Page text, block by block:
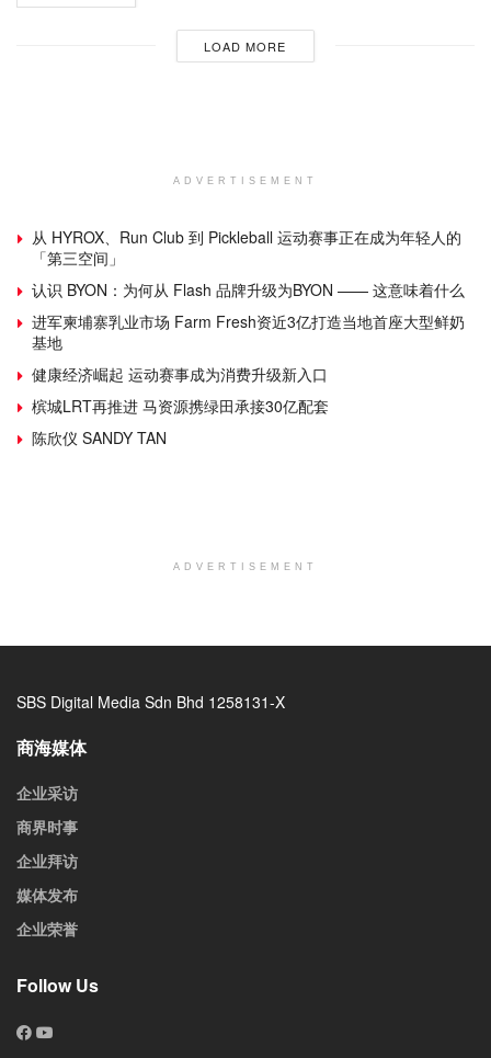
LOAD MORE
ADVERTISEMENT
从 HYROX、Run Club 到 Pickleball 运动赛事正在成为年轻人的
「第三空间」
认识 BYON：为何从 Flash 品牌升级为BYON —— 这意味着什么
进军柬埔寨乳业市场 Farm Fresh资近3亿打造当地首座大型鲜奶
基地
健康经济崛起 运动赛事成为消费升级新入口
槟城LRT再推进 马资源携绿田承接30亿配套
陈欣仪 SANDY TAN
ADVERTISEMENT
SBS Digital Media Sdn Bhd 1258131-X
商海媒体
企业采访
商界时事
企业拜访
媒体发布
企业荣誉
Follow Us